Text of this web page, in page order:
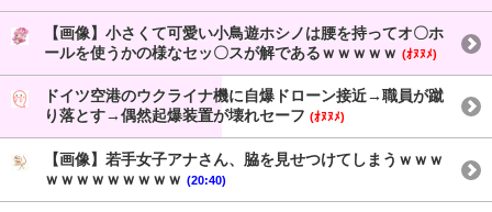
【画像】小さくて可愛い小鳥遊ホシノは腰を持ってオ〇ホ
ールを使うかの様なセッ〇スが解であるｗｗｗｗｗ (ｵﾇﾇﾒ)
ドイツ空港のウクライナ機に自爆ドローン接近→職員が蹴
り落とす→偶然起爆装置が壊れセーフ (ｵﾇﾇﾒ)
【画像】若手女子アナさん、脇を見せつけてしまうｗｗｗ
ｗｗｗｗｗｗｗｗｗ (20:40)